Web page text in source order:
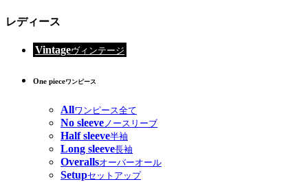
レディース
Vintageヴィンテージ
One pieceワンピース
Allワンピース全て
No sleeveノースリーブ
Half sleeve半袖
Long sleeve長袖
Overallsオーバーオール
Setupセットアップ